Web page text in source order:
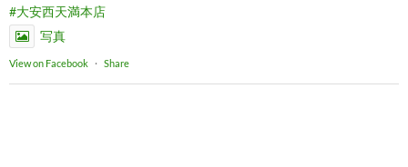
#大安西天満本店
写真
View on Facebook · Share